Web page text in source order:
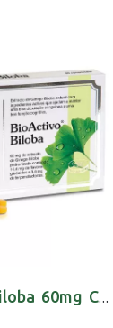
Bioactivo Biloba 60mg Compx60 x 60 comp